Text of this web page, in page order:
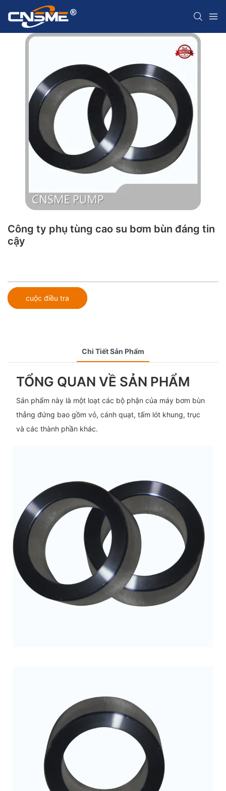
Công ty phụ tùng cao su bơm bùn đáng tin
cậy
cuộc điều tra
Chi Tiết Sản Phẩm
TỔNG QUAN VỀ SẢN PHẨM
Sản phẩm này là một loạt các bộ phận của máy bơm bùn
thẳng đứng bao gồm vỏ, cánh quạt, tấm lót khung, trục
và các thành phần khác.